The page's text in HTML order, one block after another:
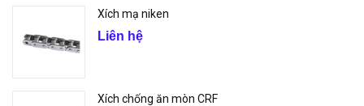
Xích mạ niken
Liên hệ
Xích chống ăn mòn CRF